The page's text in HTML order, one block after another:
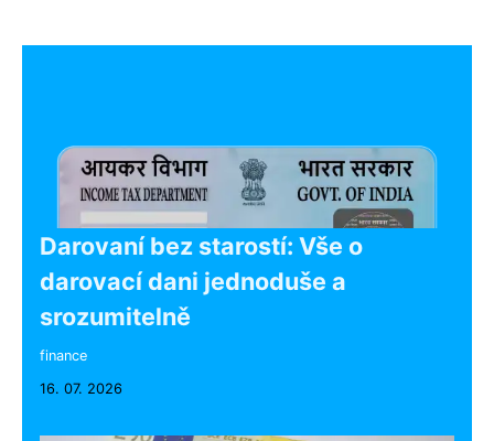
Darovaní bez starostí: Vše o
darovací dani jednoduše a
srozumitelně
finance
16. 07. 2026